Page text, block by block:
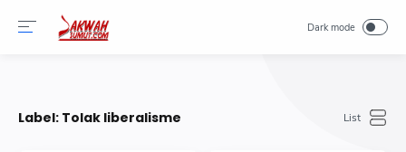
Label: Tolak liberalisme